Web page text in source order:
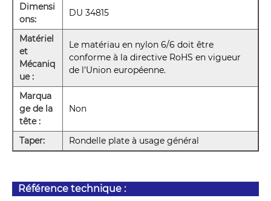
Dimensi
ons:
DU 34815
Matériel
et
Mécaniq
ue :
Le matériau en nylon 6/6 doit être
conforme à la directive RoHS en vigueur
de l'Union européenne.
Marqua
ge de la
tête :
Non
Taper: Rondelle plate à usage général
Référence technique :